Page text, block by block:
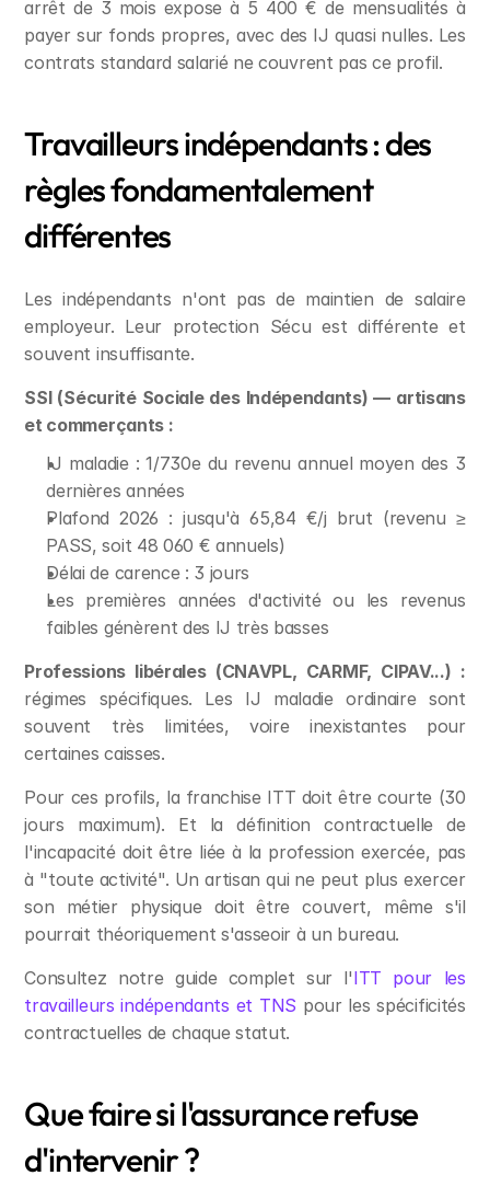
arrêt de 3 mois expose à 5 400 € de mensualités à
payer sur fonds propres, avec des IJ quasi nulles. Les
contrats standard salarié ne couvrent pas ce profil.
Travailleurs indépendants : des
règles fondamentalement
différentes
Les indépendants n'ont pas de maintien de salaire
employeur. Leur protection Sécu est différente et
souvent insuffisante.
SSI (Sécurité Sociale des Indépendants) — artisans
et commerçants :
IJ maladie : 1/730e du revenu annuel moyen des 3
dernières années
Plafond 2026 : jusqu'à 65,84 €/j brut (revenu ≥
PASS, soit 48 060 € annuels)
Délai de carence : 3 jours
Les premières années d'activité ou les revenus
faibles génèrent des IJ très basses
Professions libérales (CNAVPL, CARMF, CIPAV...) :
régimes spécifiques. Les IJ maladie ordinaire sont
souvent très limitées, voire inexistantes pour
certaines caisses.
Pour ces profils, la franchise ITT doit être courte (30
jours maximum). Et la définition contractuelle de
l'incapacité doit être liée à la profession exercée, pas
à "toute activité". Un artisan qui ne peut plus exercer
son métier physique doit être couvert, même s'il
pourrait théoriquement s'asseoir à un bureau.
Consultez notre guide complet sur l'ITT pour les
travailleurs indépendants et TNS pour les spécificités
contractuelles de chaque statut.
Que faire si l'assurance refuse
d'intervenir ?